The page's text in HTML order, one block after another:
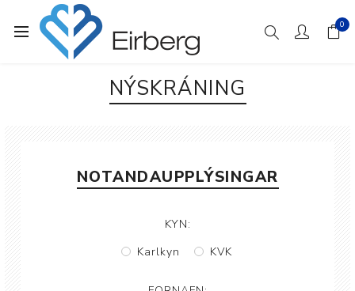
0
NÝSKRÁNING
NOTANDAUPPLÝSINGAR
KYN:
Karlkyn
KVK